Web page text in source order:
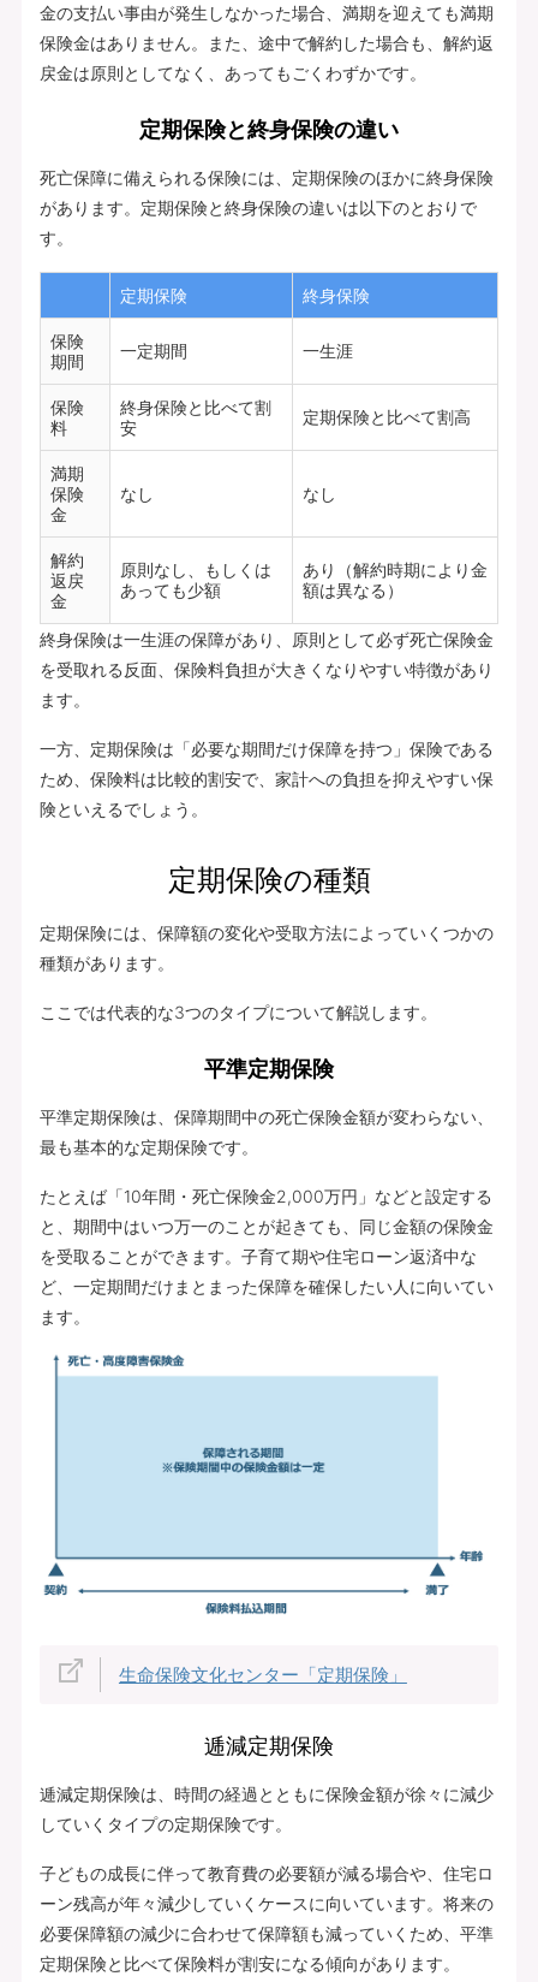
金の支払い事由が発生しなかった場合、満期を迎えても満期
保険金はありません。また、途中で解約した場合も、解約返
戻金は原則としてなく、あってもごくわずかです。
定期保険と終身保険の違い
死亡保障に備えられる保険には、定期保険のほかに終身保険
があります。定期保険と終身保険の違いは以下のとおりで
す。
定期保険 終身保険
保険
期間
一定期間 一生涯
保険
料
終身保険と比べて割
安
定期保険と比べて割高
満期
保険
金
なし なし
解約
返戻
金
原則なし、もしくは
あっても少額
あり（解約時期により金
額は異なる）
終身保険は一生涯の保障があり、原則として必ず死亡保険金
を受取れる反面、保険料負担が大きくなりやすい特徴があり
ます。
一方、定期保険は「必要な期間だけ保障を持つ」保険である
ため、保険料は比較的割安で、家計への負担を抑えやすい保
険といえるでしょう。
定期保険の種類
定期保険には、保障額の変化や受取方法によっていくつかの
種類があります。
ここでは代表的な3つのタイプについて解説します。
平準定期保険
平準定期保険は、保障期間中の死亡保険金額が変わらない、
最も基本的な定期保険です。
たとえば「10年間・死亡保険金2,000万円」などと設定する
と、期間中はいつ万一のことが起きても、同じ金額の保険金
を受取ることができます。子育て期や住宅ローン返済中な
ど、一定期間だけまとまった保障を確保したい人に向いてい
ます。
生命保険文化センター「定期保険」
逓減定期保険
逓減定期保険は、時間の経過とともに保険金額が徐々に減少
していくタイプの定期保険です。
子どもの成長に伴って教育費の必要額が減る場合や、住宅ロ
ーン残高が年々減少していくケースに向いています。将来の
必要保障額の減少に合わせて保障額も減っていくため、平準
定期保険と比べて保険料が割安になる傾向があります。